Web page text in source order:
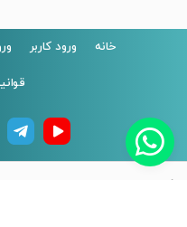
خانه ورود کاربر
کلیه حقوق مادی و معنوی این سایت